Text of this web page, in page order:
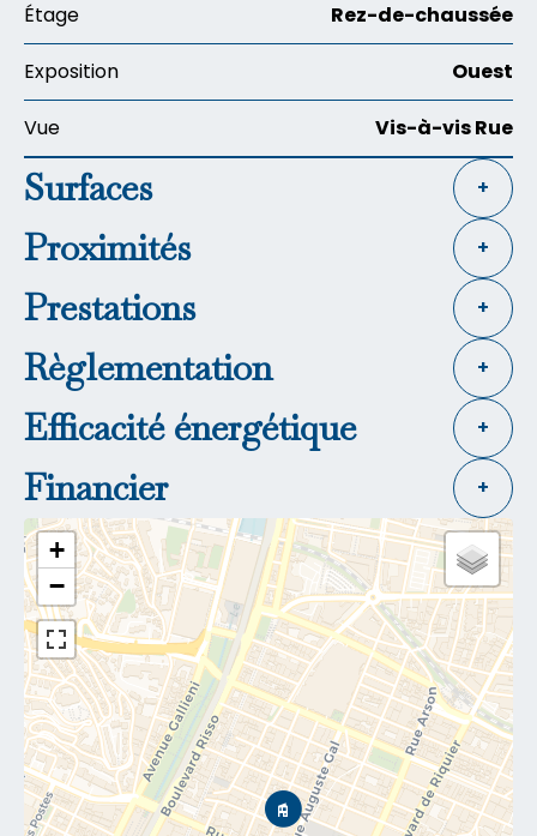
Étage Rez-de-chaussée
Exposition Ouest
Vue Vis-à-vis Rue
Surfaces +
Proximités +
Prestations +
Règlementation +
Efficacité énergétique +
Financier +
+
−